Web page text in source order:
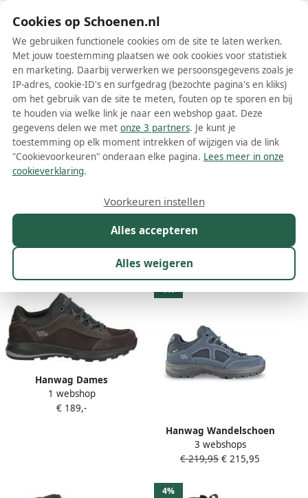
Schoenen.nl
Wis filters Alle filters
Blauwe Hanwag damesschoenen
Meer lezen
Kleur 1
37 resultaten:
Hanwag Dames
Wandelschoenen Banks
Low Lady Gtx Navy asphal
1 webshop
€ 189,-
1%
Hanwag Wandelschoen
Women Gritstone II Narrow
Lady GTX Navy Asphalt
3 webshops
€ 219,95 € 215,95
4%
Cookies op Schoenen.nl
We gebruiken functionele cookies om de site te laten werken.
Met jouw toestemming plaatsen we ook cookies voor statistiek
en marketing. Daarbij verwerken we persoonsgegevens zoals je
IP-adres, cookie-ID's en surfgedrag (bezochte pagina's en kliks)
om het gebruik van de site te meten, fouten op te sporen en bij
te houden via welke link je naar een webshop gaat. Deze
gegevens delen we met onze 3 partners. Je kunt je
toestemming op elk moment intrekken of wijzigen via de link
"Cookievoorkeuren" onderaan elke pagina. Lees meer in onze
cookieverklaring.
Alles accepteren
Alles weigeren
Voorkeuren instellen